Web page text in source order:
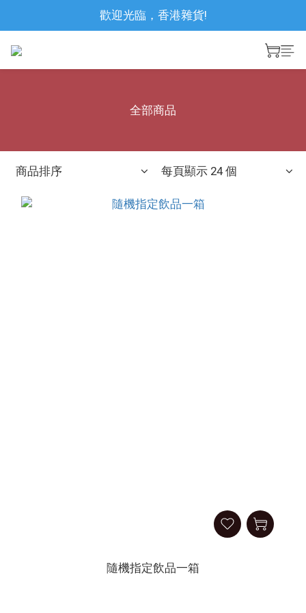
歡迎光臨，香港雜貨!
全部商品
商品排序 每頁顯示 24 個
隨機指定飲品一箱